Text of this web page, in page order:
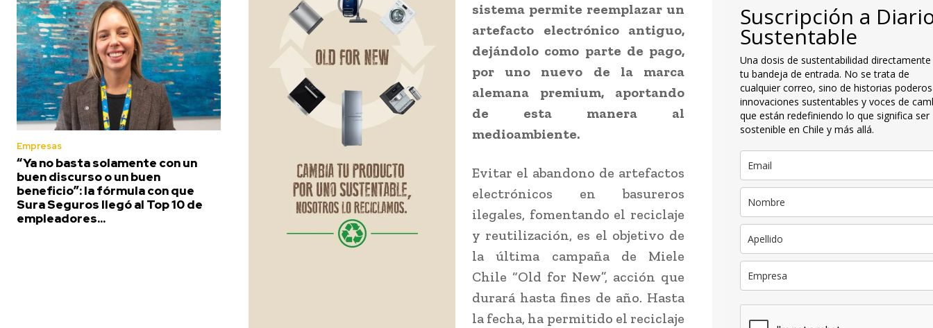
Empresas
“Ya no basta solamente con un
buen discurso o un buen
beneficio”: la fórmula con que
Sura Seguros llegó al Top 10 de
empleadores...
sistema permite reemplazar un
artefacto electrónico antiguo,
dejándolo como parte de pago,
por uno nuevo de la marca
alemana premium, aportando
de esta manera al
medioambiente.
Evitar el abandono de artefactos
electrónicos en basureros
ilegales, fomentando el reciclaje
y reutilización, es el objetivo de
la última campaña de Miele
Chile “Old for New”, acción que
durará hasta fines de año. Hasta
la fecha, ha permitido el reciclaje
Suscripción a
Sustentable
Una dosis de sustentabilidad
tu bandeja de entrada. No se trata de
cualquier correo, sino de historias
innovaciones sustentables y voces de
que están redefiniendo lo que significa ser
sostenible en Chile y más allá.